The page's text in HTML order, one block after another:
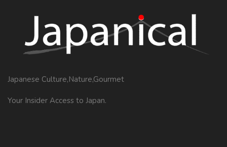
Japanese Culture,Nature,Gourmet
Your Insider Access to Japan.